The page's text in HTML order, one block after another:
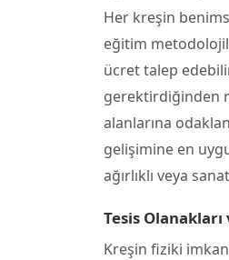
Her kreşin
eğitim
ücret talep
gerektirdiğinden
alanlarına
gelişimine en
ağırlıklı veya
Tesis
Kreşin fiziki